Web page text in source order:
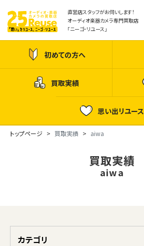
直営店スタッフがお伺いします！
オーディオ楽器カメラ専門買取店
「ニーゴ・リユース」
初めての方へ
買取実績
思い出リユース
トップページ 買取実績 aiwa
買取実績
aiwa
カテゴリ